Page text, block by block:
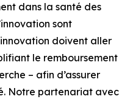
dans la santé des
sont
doivent aller
le remboursement
– afin d’assurer
Notre partenariat avec